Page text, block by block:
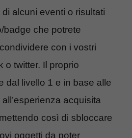
alcuni eventi o risultati
badge che potrete
con i vostri
o twitter. Il proprio
dal livello 1 e in base alle
acquisita
così di sbloccare
oggetti da poter